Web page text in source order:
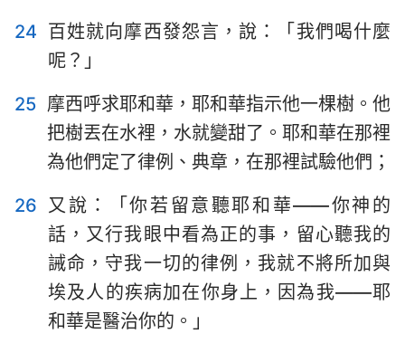
24 百姓就向摩西發怨言，說：「我們喝什麼
呢？」
25 摩西呼求耶和華，耶和華指示他一棵樹。他
把樹丟在水裡，水就變甜了。耶和華在那裡
為他們定了律例、典章，在那裡試驗他們；
26 又說：「你若留意聽耶和華——你神的
話，又行我眼中看為正的事，留心聽我的
誡命，守我一切的律例，我就不將所加與
埃及人的疾病加在你身上，因為我——耶
和華是醫治你的。」